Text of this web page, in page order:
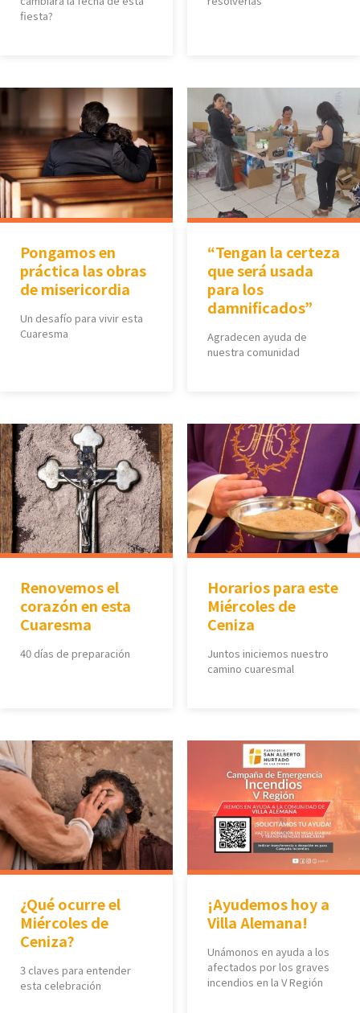
fiesta?
Pongamos en
práctica las obras
de misericordia
Un desafío para vivir esta
Cuaresma
“Tengan la certeza
que será usada
para los
damnificados”
Agradecen ayuda de
nuestra comunidad
Renovemos el
corazón en esta
Cuaresma
40 días de preparación
Horarios para este
Miércoles de
Ceniza
Juntos iniciemos nuestro
camino cuaresmal
¿Qué ocurre el
Miércoles de
Ceniza?
3 claves para entender
esta celebración
¡Ayudemos hoy a
Villa Alemana!
Unámonos en ayuda a los
afectados por los graves
incendios en la V Región